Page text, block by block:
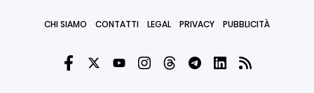
CHI SIAMO CONTATTI LEGAL PRIVACY PUBBLICITÀ